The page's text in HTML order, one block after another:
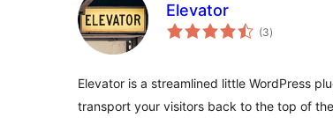
Elevator
(3total
ratings
)
Elevator is a streamlined little WordPress
transport your visitors back to the top of